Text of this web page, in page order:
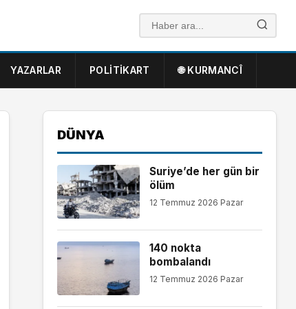
YAZARLAR POLITIKART 🌐 KURMANCÎ
DÜNYA
Suriye’de her gün bir
ölüm
12 Temmuz 2026 Pazar
140 nokta
bombalandı
12 Temmuz 2026 Pazar